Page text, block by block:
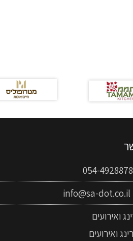
054-4928878
info@sa-dot.co.il
ואירועים
ואירועים